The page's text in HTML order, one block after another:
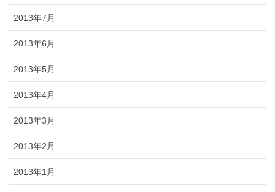
2013年7月
2013年6月
2013年5月
2013年4月
2013年3月
2013年2月
2013年1月